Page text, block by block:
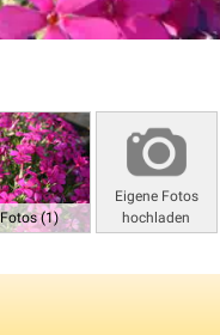
Fotos (1)
Eigene Fotos
hochladen